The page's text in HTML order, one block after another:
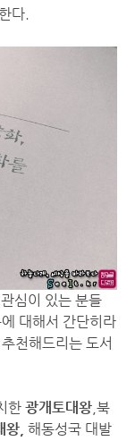
다.
심이 있는 분들
대해서 간단히라
천해드리는 도서
한 광개토대왕 ,북
왕, 해동성국 대발